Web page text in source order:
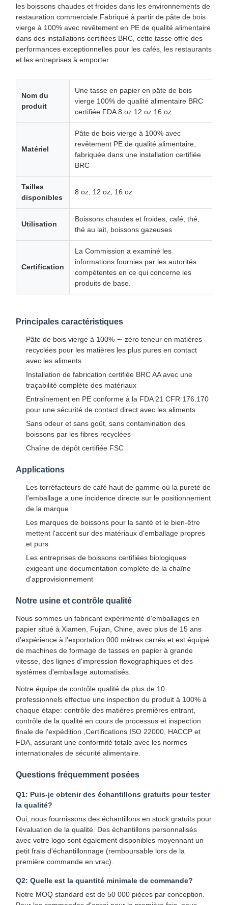
À La Maison Produits
À Propos De
Nous
Visite De
L'usine
Contrôle
Qualité
Contactez-
Nous
Nouvelles Les Affaires
Causez
Maintenant
Coupe de café en papier
Tasse de papier de crème glacée
CUVETTE DE PAPIER jetable
tasse à soupe en papier
les boissons chaudes et froides dans les environnements de
restauration commerciale.Fabriqué à partir de pâte de bois
vierge à 100% avec revêtement en PE de qualité alimentaire
dans des installations certifiées BRC, cette tasse offre des
performances exceptionnelles pour les cafés, les restaurants
et les entreprises à emporter.
Nom du
produit
Une tasse en papier en pâte de bois
vierge 100% de qualité alimentaire BRC
certifiée FDA 8 oz 12 oz 16 oz
Matériel
Pâte de bois vierge à 100% avec
revêtement PE de qualité alimentaire,
fabriquée dans une installation certifiée
BRC
Tailles
disponibles
8 oz, 12 oz, 16 oz
Utilisation
Boissons chaudes et froides, café, thé,
thé au lait, boissons gazeuses
Certification
La Commission a examiné les
informations fournies par les autorités
compétentes en ce qui concerne les
produits de base.
Principales caractéristiques
Pâte de bois vierge à 100% ∼ zéro teneur en matières
recyclées pour les matières les plus pures en contact
avec les aliments
Installation de fabrication certifiée BRC AA avec une
traçabilité complète des matériaux
Entraînement en PE conforme à la FDA 21 CFR 176.170
pour une sécurité de contact direct avec les aliments
Sans odeur et sans goût, sans contamination des
boissons par les fibres recyclées
Chaîne de dépôt certifiée FSC
Applications
Les torréfacteurs de café haut de gamme où la pureté de
l'emballage a une incidence directe sur le positionnement
de la marque
Les marques de boissons pour la santé et le bien-être
mettent l'accent sur des matériaux d'emballage propres
et purs
Les entreprises de boissons certifiées biologiques
exigeant une documentation complète de la chaîne
d'approvisionnement
Notre usine et contrôle qualité
Nous sommes un fabricant expérimenté d'emballages en
papier situé à Xiamen, Fujian, Chine, avec plus de 15 ans
d'expérience à l'exportation.000 mètres carrés et est équipé
de machines de formage de tasses en papier à grande
vitesse, des lignes d'impression flexographiques et des
systèmes d'emballage automatisés.
Notre équipe de contrôle qualité de plus de 10
professionnels effectue une inspection du produit à 100% à
chaque étape: contrôle des matières premières entrant,
contrôle de la qualité en cours de processus et inspection
finale de l'expédition.,Certifications ISO 22000, HACCP et
FDA, assurant une conformité totale avec les normes
internationales de sécurité alimentaire.
Questions fréquemment posées
Q1: Puis-je obtenir des échantillons gratuits pour tester
la qualité?
Oui, nous fournissons des échantillons en stock gratuits pour
l'évaluation de la qualité. Des échantillons personnalisés
avec votre logo sont également disponibles moyennant un
petit frais d'échantillonnage (remboursable lors de la
première commande en vrac).
Q2: Quelle est la quantité minimale de commande?
Notre MOQ standard est de 50 000 pièces par conception.